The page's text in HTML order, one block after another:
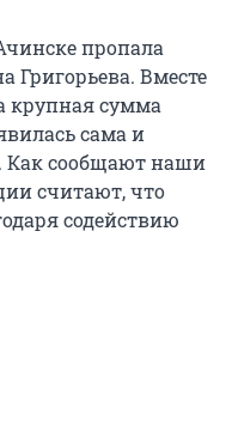
пропала
Григорьева. Вместе
крупная сумма
сама и
сообщают наши
считают, что
содействию